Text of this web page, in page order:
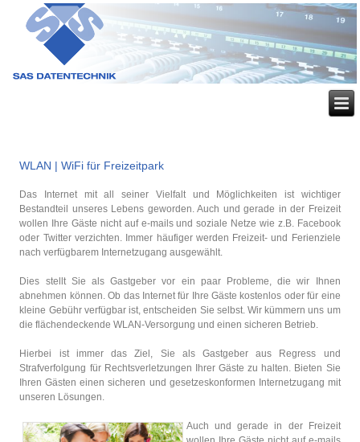
WLAN | WiFi für Freizeitpark
Das Internet mit all seiner Vielfalt und Möglichkeiten ist wichtiger
Bestandteil unseres Lebens geworden. Auch und gerade in der Freizeit
wollen Ihre Gäste nicht auf e-mails und soziale Netze wie z.B. Facebook
oder Twitter verzichten. Immer häufiger werden Freizeit- und Ferienziele
nach verfügbarem Internetzugang ausgewählt.
Dies stellt Sie als Gastgeber vor ein paar Probleme, die wir Ihnen
abnehmen können. Ob das Internet für Ihre Gäste kostenlos oder für eine
kleine Gebühr verfügbar ist, entscheiden Sie selbst. Wir kümmern uns um
die flächendeckende WLAN-Versorgung und einen sicheren Betrieb.
Hierbei ist immer das Ziel, Sie als Gastgeber aus Regress und
Strafverfolgung für Rechtsverletzungen Ihrer Gäste zu halten. Bieten Sie
Ihren Gästen einen sicheren und gesetzeskonformen Internetzugang mit
unseren Lösungen.
Auch und gerade in der Freizeit